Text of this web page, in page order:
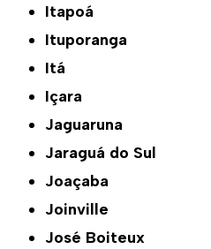
Itapoá
Ituporanga
Itá
Içara
Jaguaruna
Jaraguá do Sul
Joaçaba
Joinville
José Boiteux